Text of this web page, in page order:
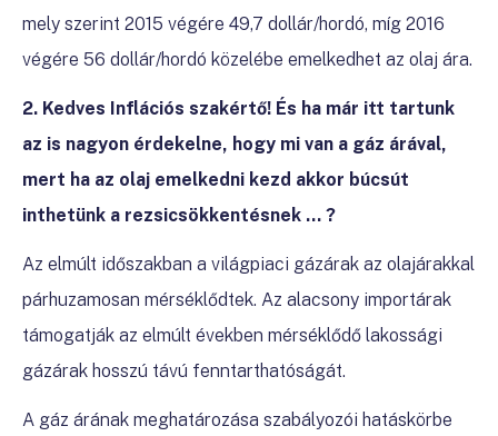
mely szerint 2015 végére 49,7 dollár/hordó, míg 2016
végére 56 dollár/hordó közelébe emelkedhet az olaj ára.
2. Kedves Inflációs szakértő! És ha már itt tartunk
az is nagyon érdekelne, hogy mi van a gáz árával,
mert ha az olaj emelkedni kezd akkor búcsút
inthetünk a rezsicsökkentésnek ... ?
Az elmúlt időszakban a világpiaci gázárak az olajárakkal
párhuzamosan mérséklődtek. Az alacsony importárak
támogatják az elmúlt években mérséklődő lakossági
gázárak hosszú távú fenntarthatóságát.
A gáz árának meghatározása szabályozói hatáskörbe